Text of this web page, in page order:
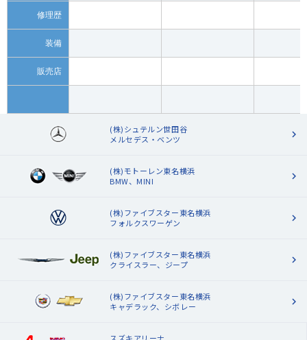
修理歴
装備
販売店
(株)シュテルン世田谷
メルセデス・ベンツ
(株)モトーレン東名横浜
BMW、MINI
(株)ファイブスター東名横浜
フォルクスワーゲン
(株)ファイブスター東名横浜
クライスラー、ジープ
(株)ファイブスター東名横浜
キャデラック、シボレー